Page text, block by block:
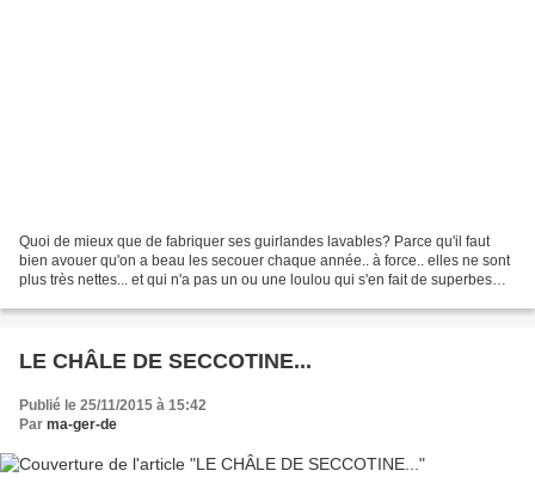
Quoi de mieux que de fabriquer ses guirlandes lavables? Parce qu'il faut
bien avouer qu'on a beau les secouer chaque année.. à force.. elles ne sont
plus très nettes... et qui n'a pas un ou une loulou qui s'en fait de superbes
LE CHÂLE DE SECCOTINE...
Publié le 25/11/2015 à 15:42
Par ma-ger-de